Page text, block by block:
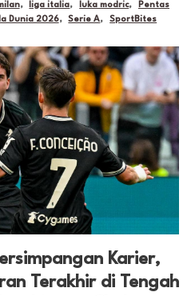
, liga italia, luka modric,
Pentas
Dunia 2026, Serie A, SportBites
Karier,
Terakhir di Tengah